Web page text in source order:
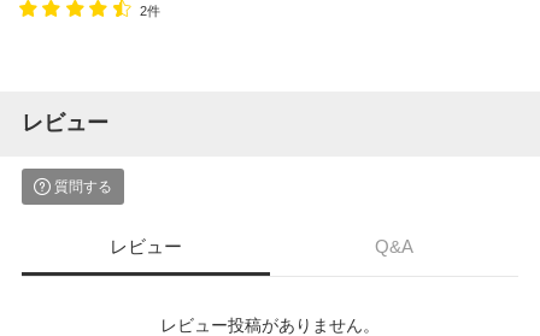
2件
レビュー
質問する
レビュー Q&A
レビュー投稿がありません。